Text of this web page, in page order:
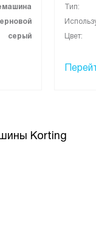
серый
Тип:
Цвет:
Korting